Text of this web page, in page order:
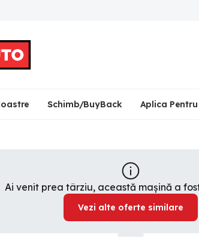
Schimb/BuyBack Aplica
Ai venit prea târziu, această mașină a
Vezi alte oferte similare